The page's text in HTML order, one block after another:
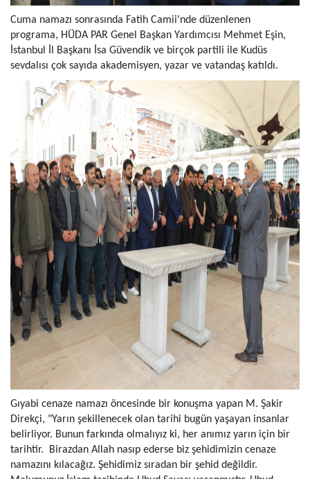
Cuma namazı sonrasında Fatih Camii'nde düzenlenen
programa, HÜDA PAR Genel Başkan Yardımcısı Mehmet Eşin,
İstanbul İl Başkanı İsa Güvendik ve birçok partili ile Kudüs
sevdalısı çok sayıda akademisyen, yazar ve vatandaş katıldı.
Gıyabi cenaze namazı öncesinde bir konuşma yapan M. Şakir
Direkçi, "Yarın şekillenecek olan tarihi bugün yaşayan insanlar
belirliyor. Bunun farkında olmalıyız ki, her anımız yarın için bir
tarihtir. Birazdan Allah nasıp ederse biz şehidimizin cenaze
namazını kılacağız. Şehidimiz sıradan bir şehid değildir.